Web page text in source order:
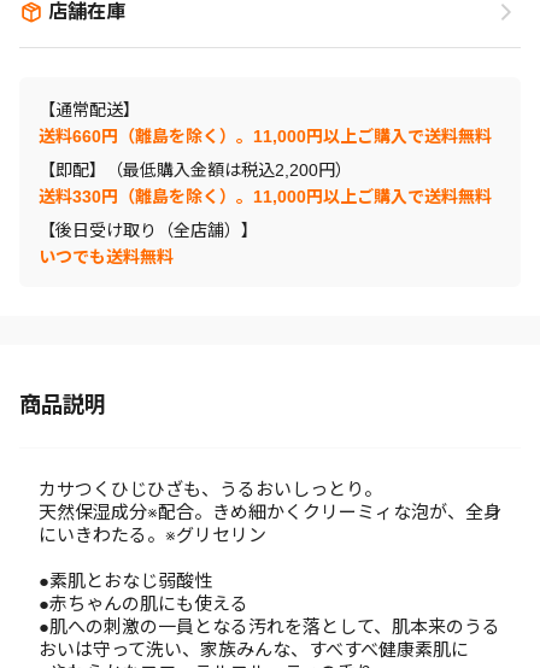
店舗在庫
【通常配送】
送料660円（離島を除く）。11,000円以上ご購入で送料無料
【即配】（最低購入金額は税込2,200円）
送料330円（離島を除く）。11,000円以上ご購入で送料無料
【後日受け取り（全店舗）】
いつでも送料無料
商品説明
カサつくひじひざも、うるおいしっとり。
天然保湿成分※配合。きめ細かくクリーミィな泡が、全身
にいきわたる。※グリセリン
●素肌とおなじ弱酸性
●赤ちゃんの肌にも使える
●肌への刺激の一員となる汚れを落として、肌本来のうる
おいは守って洗い、家族みんな、すべすべ健康素肌に